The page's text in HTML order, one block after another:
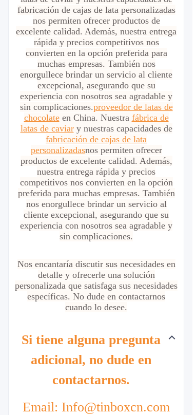
fabricación de cajas de lata personalizadas
nos permiten ofrecer productos de
excelente calidad. Además, nuestra entrega
rápida y precios competitivos nos
convierten en la opción preferida para
muchas empresas. También nos
enorgullece brindar un servicio al cliente
excepcional, asegurando que su
experiencia con nosotros sea agradable y
sin complicaciones.proveedor de latas de
chocolateen China. Nuestra fábrica de
latas de caviary nuestras capacidades de
fabricación de cajas de lata
personalizadasnos permiten ofrecer
productos de excelente calidad. Además,
nuestra entrega rápida y precios
competitivos nos convierten en la opción
preferida para muchas empresas. También
nos enorgullece brindar un servicio al
cliente excepcional, asegurando que su
experiencia con nosotros sea agradable y
sin complicaciones.
Nos encantaría discutir sus necesidades en
detalle y ofrecerle una solución
personalizada que satisfaga sus necesidades
específicas. No dude en contactarnos
cuando lo desee.
Si tiene alguna pregunta
adicional, no dude en
contactarnos.
Email: Info@tinboxcn.com